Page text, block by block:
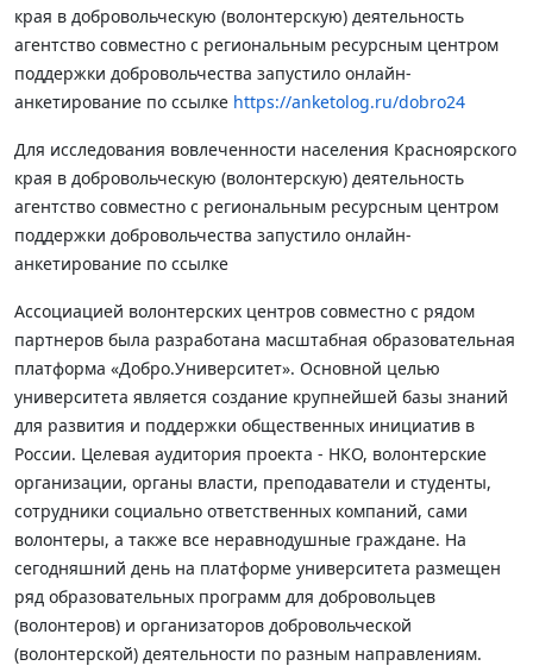
края в добровольческую (волонтерскую) деятельность
агентство совместно с региональным ресурсным центром
поддержки добровольчества запустило онлайн-
анкетирование по ссылке https://anketolog.ru/dobro24
Для исследования вовлеченности населения Красноярского
края в добровольческую (волонтерскую) деятельность
агентство совместно с региональным ресурсным центром
поддержки добровольчества запустило онлайн-
анкетирование по ссылке
Ассоциацией волонтерских центров совместно с рядом
партнеров была разработана масштабная образовательная
платформа «Добро.Университет». Основной целью
университета является создание крупнейшей базы знаний
для развития и поддержки общественных инициатив в
России. Целевая аудитория проекта - НКО, волонтерские
организации, органы власти, преподаватели и студенты,
сотрудники социально ответственных компаний, сами
волонтеры, а также все неравнодушные граждане. На
сегодняшний день на платформе университета размещен
ряд образовательных программ для добровольцев
(волонтеров) и организаторов добровольческой
(волонтерской) деятельности по разным направлениям.